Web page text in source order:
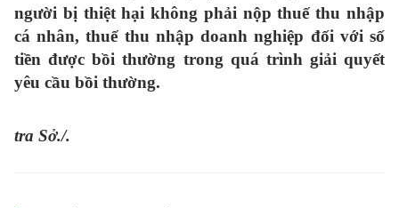
người bị thiệt hại không phải nộp thuế thu nhập
cá nhân, thuế thu nhập doanh nghiệp đối với số
tiền được bồi thường trong quá trình giải quyết
yêu cầu bồi thường.
tra Sở./.